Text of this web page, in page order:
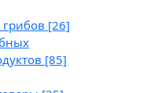
[26]
[85]